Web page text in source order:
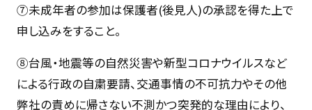
⑦未成年者の参加は保護者(後見人)の承認を得た上で
申し込みをすること。
⑧台風・地震等の自然災害や新型コロナウイルスなど
による行政の自粛要請、交通事情の不可抗力やその他
弊社の責めに帰さない不測かつ突発的な理由により、